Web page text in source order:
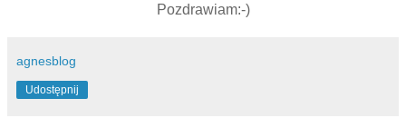
Pozdrawiam:-)
agnesblog
Udostępnij